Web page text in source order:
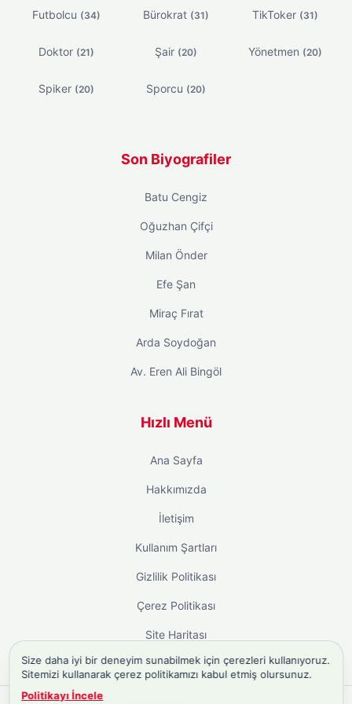
Futbolcu (34) Bürokrat (31) TikToker (31)
Doktor (21) Şair (20) Yönetmen (20)
Spiker (20) Sporcu (20)
Son Biyografiler
Batu Cengiz
Oğuzhan Çifçi
Milan Önder
Efe Şan
Miraç Fırat
Arda Soydoğan
Av. Eren Ali Bingöl
Hızlı Menü
Ana Sayfa
Hakkımızda
İletişim
Kullanım Şartları
Gizlilik Politikası
Çerez Politikası
Site Haritası
Size daha iyi bir deneyim sunabilmek için çerezleri kullanıyoruz.
Sitemizi kullanarak çerez politikamızı kabul etmiş olursunuz.
Politikayı İncele